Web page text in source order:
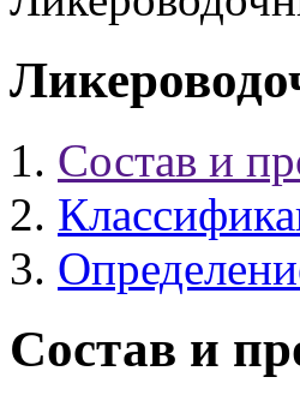
Состав и
Состав и